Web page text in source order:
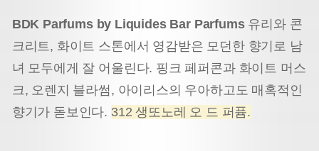
BDK Parfums by Liquides Bar Parfums 유리와 콘
크리트, 화이트 스톤에서 영감받은 모던한 향기로 남
녀 모두에게 잘 어울린다. 핑크 페퍼콘과 화이트 머스
크, 오렌지 블라썸, 아이리스의 우아하고도 매혹적인
향기가 돋보인다. 312 생또노레 오 드 퍼퓸.